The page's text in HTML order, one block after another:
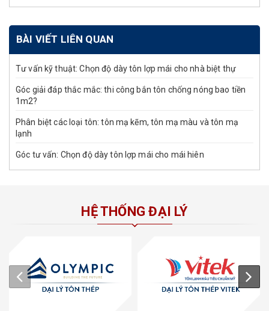
BÀI VIẾT LIÊN QUAN
Tư vấn kỹ thuật: Chọn độ dày tôn lợp mái cho nhà biệt thự
Góc giải đáp thắc mắc: thi công bắn tôn chống nóng bao tiền
1m2?
Phân biệt các loại tôn: tôn mạ kẽm, tôn mạ màu và tôn mạ
lạnh
Góc tư vấn: Chọn độ dày tôn lợp mái cho mái hiên
HỆ THỐNG ĐẠI LÝ